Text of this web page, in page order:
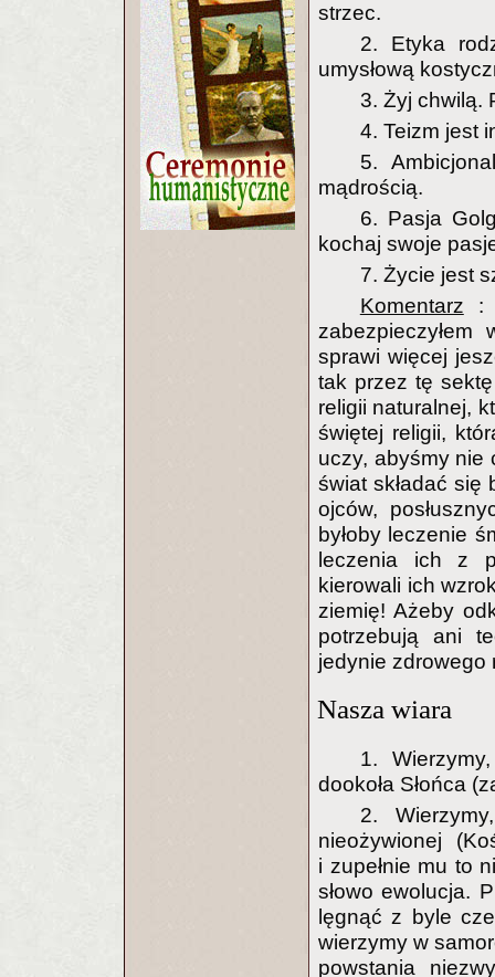
strzec.
2. Etyka
umysłową
3. Żyj chwilą.
4. Teizm jest
5.
mądrością.
6. Pasja
kochaj swoje
7. Życie jest
Komentarz :
sprawi więcej
tak przez tę
religii naturalnej,
świętej religii,
uczy, abyśmy nie
świat składać się
ojców,
byłoby leczenie
leczenia ich z
kierowali ich
ziemię! Ażeby
potrzebują ani
jedynie zdrowego
Nasza wiara
1.
dookoła Słońca
2.
nieożywionej
i zupełnie mu to
słowo ewolucja.
lęgnąć z byle
wierzymy w
powstania